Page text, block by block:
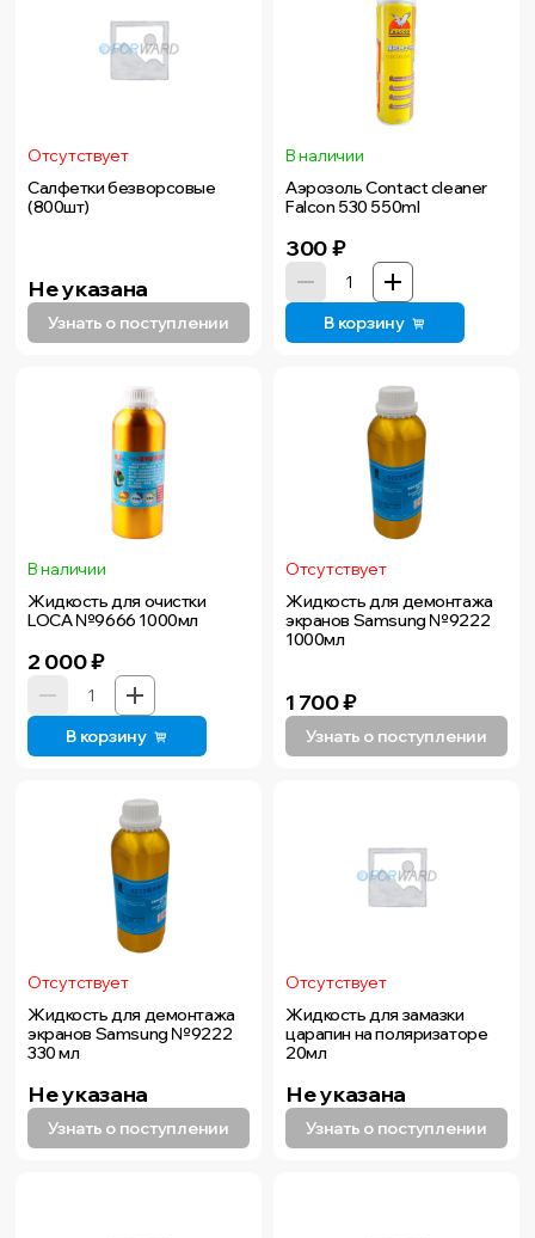
Отсутствует
Салфетки безворсовые
(800шт)
Не указана
Узнать о поступлении
В наличии
Аэрозоль Contact cleaner
Falcon 530 550ml
300₽
В корзину
В наличии
Жидкость для очистки
LOCA №9666 1000мл
2 000₽
В корзину
Отсутствует
Жидкость для демонтажа
экранов Samsung №9222
1000мл
1 700₽
Узнать о поступлении
Отсутствует
Жидкость для демонтажа
экранов Samsung №9222
330 мл
Не указана
Узнать о поступлении
Отсутствует
Жидкость для замазки
царапин на поляризаторе
20мл
Не указана
Узнать о поступлении